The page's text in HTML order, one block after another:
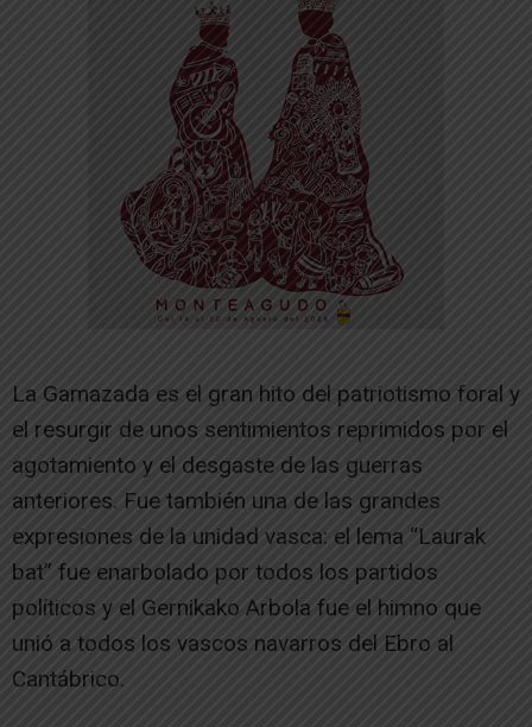
La Gamazada es el gran hito del patriotismo foral y
el resurgir de unos sentimientos reprimidos por el
agotamiento y el desgaste de las guerras
anteriores. Fue también una de las grandes
expresiones de la unidad vasca: el lema “Laurak
bat” fue enarbolado por todos los partidos
políticos y el Gernikako Arbola fue el himno que
unió a todos los vascos navarros del Ebro al
Cantábrico.